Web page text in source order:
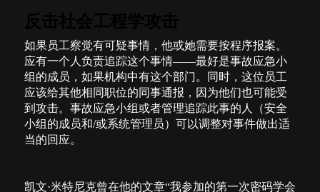
如果员工察觉有可疑事情，他或她需要按程序报案。
应有一个人负责追踪这个事情——最好是事故应急小
组的成员，如果机构中有这个部门。同时，这位员工
应该给其他相同职位的同事通报，因为他们也可能受
到攻击。事故应急小组或者管理追踪此事的人（安全
小组的成员和/或系统管理员）可以调整对事件做出适
当的回应。
凯文·米特尼克曾在他的文章“我参加的第一次密码学会